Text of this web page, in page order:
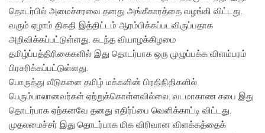
தொடர்பில் அமைச்சரவை தனது அங்கீகாரத்தை வழங்கி விட்டது.
வரும் ஏழாம் திகதி இத்திட்டம் ஆரம்பிக்கப்படவிருப்பதாக
அறிவிக்கப்பட்டுள்ளது. கடந்த வியாழக்கிழமை
தமிழ்ப்பத்திரிகைகளில் இது தொடர்பாக ஒரு முழுப்பக்க விளம்பரம்
பிரசுரிக்கப்பட்டுள்ளது.
பொருத்து வீடுகளை தமிழ் மக்களின் பிரதிநிதிகளில்
பெரும்பாலானவர்கள் ஏற்றுக்கொள்ளவில்லை. வடமாகாண சபை இது
தொடர்பாக ஏற்கனவே தனது எதிர்ப்பை வெளிக்காட்டி விட்டது.
முதலமைச்சர் இது தொடர்பாக மிக விரிவான விளக்கத்தைக்